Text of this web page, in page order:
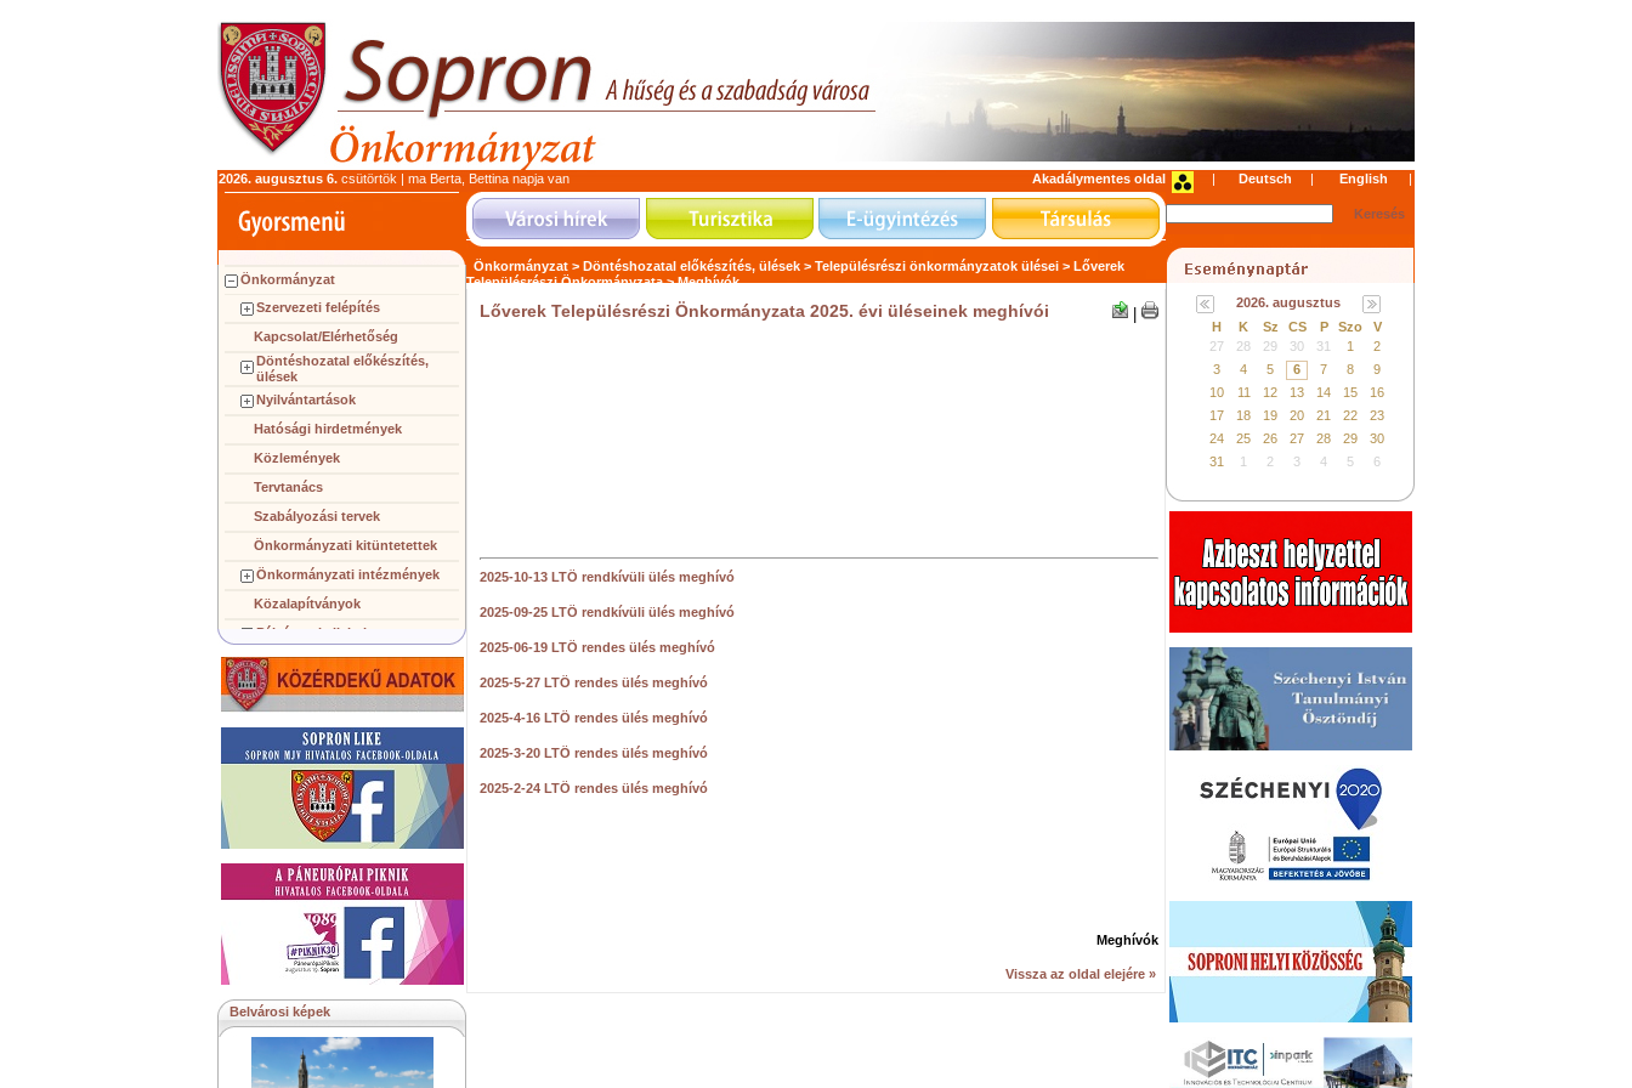
2026. augusztus 6. csütörtök | ma Berta, Bettina napja van | | |
Akadálymentes oldal
Önkormányzat
Szervezeti felépítés
Kapcsolat/Elérhetőség
Döntéshozatal előkészítés,
ülések
Nyilvántartások
Hatósági hirdetmények
Közlemények
Tervtanács
Szabályozási tervek
Önkormányzati kitüntetettek
Önkormányzati intézmények
Közalapítványok
Pályázatok, licitek
Koncepciók, tervezetek
Településképi követelmények
Közérdekű információk
Testvérvárosok
Belvárosi képek
Önkormányzat > Döntéshozatal előkészítés, ülések > Településrészi önkormányzatok ülései > Lőverek
Településrészi Önkormányzata >Meghívók
Lőverek Településrészi Önkormányzata 2025. évi üléseinek meghívói
2025-10-13 LTÖ rendkívüli ülés meghívó
2025-09-25 LTÖ rendkívüli ülés meghívó
2025-06-19 LTÖ rendes ülés meghívó
2025-5-27 LTÖ rendes ülés meghívó
2025-4-16 LTÖ rendes ülés meghívó
2025-3-20 LTÖ rendes ülés meghívó
2025-2-24 LTÖ rendes ülés meghívó
Meghívók
Vissza az oldal elejére »
2026. augusztus
H
K Sz CS P Szo
V
27
28 29 30 31 1
2
3
4 5 6 7 8
9
10
11 12 13 14 15
16
17
18 19 20 21 22
23
24
25 26 27 28 29
30
31
1 2 3 4 5 6